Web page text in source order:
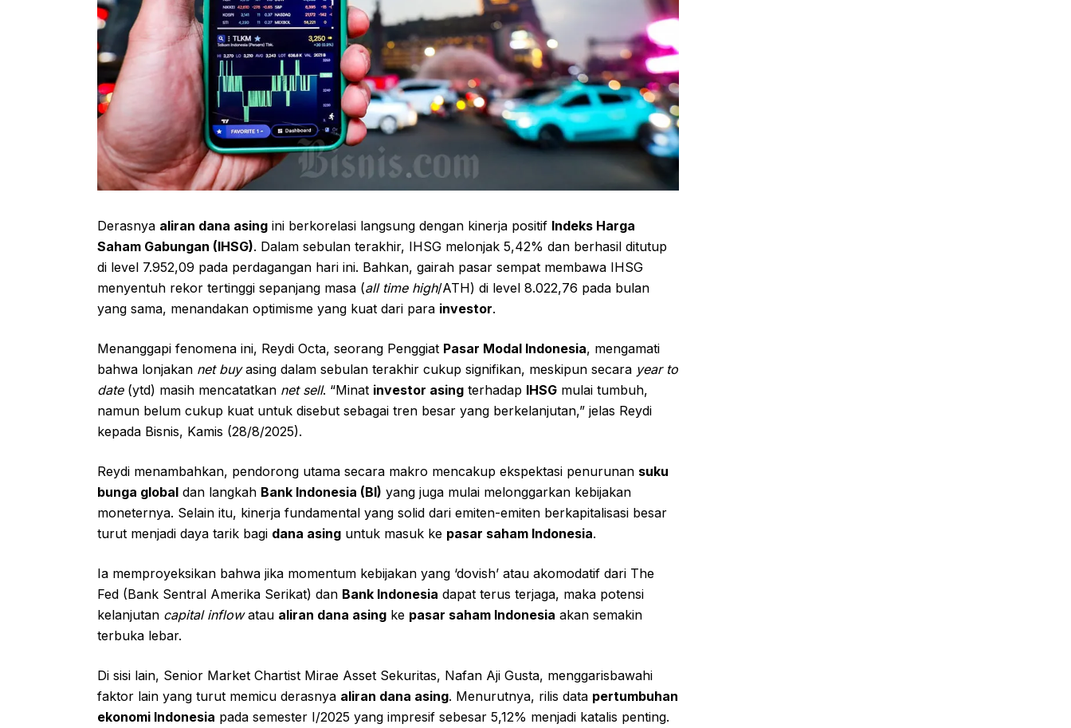
Derasnya aliran dana asing ini berkorelasi langsung dengan kinerja positif Indeks Harga
Saham Gabungan (IHSG). Dalam sebulan terakhir, IHSG melonjak 5,42% dan berhasil ditutup
di level 7.952,09 pada perdagangan hari ini. Bahkan, gairah pasar sempat membawa IHSG
menyentuh rekor tertinggi sepanjang masa (all time high/ATH) di level 8.022,76 pada bulan
yang sama, menandakan optimisme yang kuat dari para investor.
Menanggapi fenomena ini, Reydi Octa, seorang Penggiat Pasar Modal Indonesia, mengamati
bahwa lonjakan net buyasing dalam sebulan terakhir cukup signifikan, meskipun secara year to
date(ytd) masih mencatatkan net sell. “Minat investor asing terhadap IHSG mulai tumbuh,
namun belum cukup kuat untuk disebut sebagai tren besar yang berkelanjutan,” jelas Reydi
kepada Bisnis, Kamis (28/8/2025).
Reydi menambahkan, pendorong utama secara makro mencakup ekspektasi penurunan suku
bunga global dan langkah Bank Indonesia (BI) yang juga mulai melonggarkan kebijakan
moneternya. Selain itu, kinerja fundamental yang solid dari emiten-emiten berkapitalisasi besar
turut menjadi daya tarik bagi dana asing untuk masuk ke pasar saham Indonesia.
Ia memproyeksikan bahwa jika momentum kebijakan yang ‘dovish’ atau akomodatif dari The
Fed (Bank Sentral Amerika Serikat) dan Bank Indonesia dapat terus terjaga, maka potensi
kelanjutan capital inflowatau aliran dana asing ke pasar saham Indonesia akan semakin
terbuka lebar.
Di sisi lain, Senior Market Chartist Mirae Asset Sekuritas, Nafan Aji Gusta, menggarisbawahi
faktor lain yang turut memicu derasnya aliran dana asing. Menurutnya, rilis data pertumbuhan
ekonomi Indonesia pada semester I/2025 yang impresif sebesar 5,12% menjadi katalis penting.